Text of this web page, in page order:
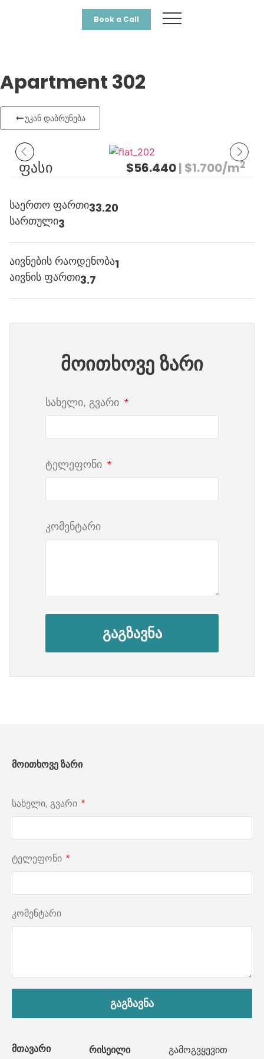
Book a Call
Apartment 302
უკან დაბრუნება
ფასი $56.440| $1.700/m2
საერთო ფართი33.20
სართული3
აივნების რაოდენობა1
აივნის ფართი3.7
მოითხოვე ზარი
სახელი, გვარი
ტელეფონი
კომენტარი
გაგზავნა
მთავარი რისეილი გამოგვყევით
მოითხოვე ზარი
სახელი, გვარი
ტელეფონი
კომენტარი
გაგზავნა